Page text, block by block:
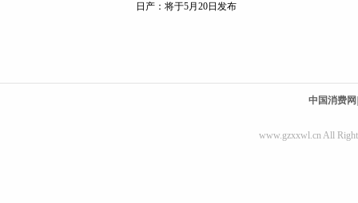
日产：将于5月20日发布
中国消费网
www.gzxxwl.cn All